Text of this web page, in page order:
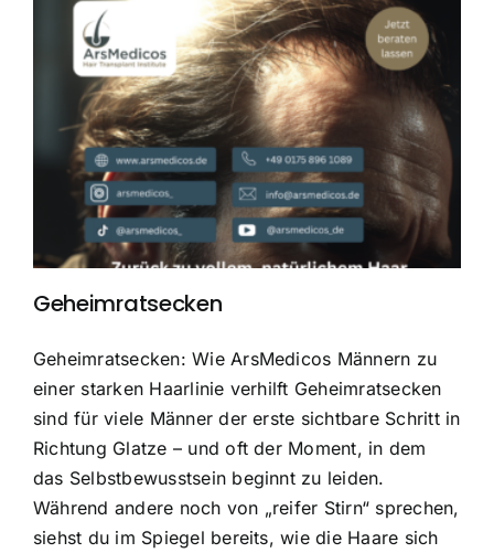
Geheimratsecken
Geheimratsecken: Wie ArsMedicos Männern zu
einer starken Haarlinie verhilft Geheimratsecken
sind für viele Männer der erste sichtbare Schritt in
Richtung Glatze – und oft der Moment, in dem
das Selbstbewusstsein beginnt zu leiden.
Während andere noch von „reifer Stirn“ sprechen,
siehst du im Spiegel bereits, wie die Haare sich